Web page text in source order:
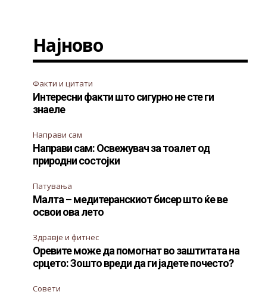
Најново
Факти и цитати
Интересни факти што сигурно не сте ги
знаеле
Направи сам
Направи сам: Освежувач за тоалет од
природни состојки
Патувања
Малта – медитеранскиот бисер што ќе ве
освои ова лето
Здравје и фитнес
Оревите може да помогнат во заштитата на
срцето: Зошто вреди да ги јадете почесто?
Совети